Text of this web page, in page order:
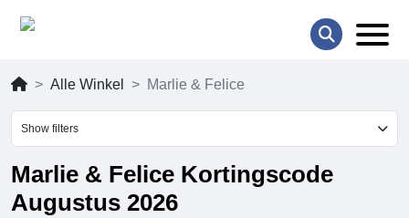
Alle Winkel Marlie & Felice
Show filters
Marlie & Felice Kortingscode
Augustus 2026